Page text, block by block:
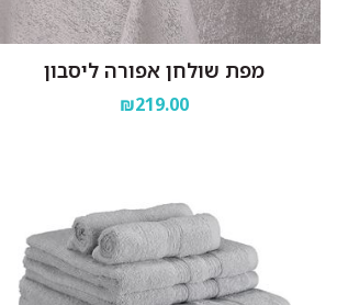
מפת שולחן אפורה ליסבון
₪219.00